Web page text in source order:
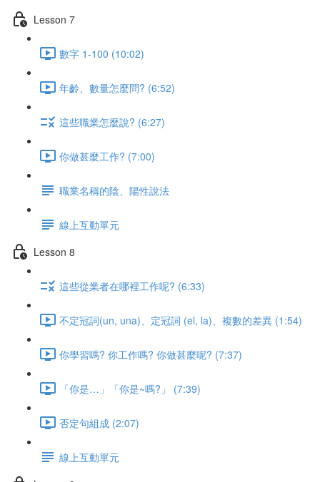
Lesson 7
數字 1-100 (10:02)
年齡、數量怎麼問? (6:52)
這些職業怎麼說? (6:27)
你做甚麼工作? (7:00)
職業名稱的陰、陽性說法
線上互動單元
Lesson 8
這些從業者在哪裡工作呢? (6:33)
不定冠詞(un, una)、定冠詞 (el, la)、複數的差異 (1:54)
你學習嗎? 你工作嗎? 你做甚麼呢? (7:37)
「你是…」「你是~嗎?」 (7:39)
否定句組成 (2:07)
線上互動單元